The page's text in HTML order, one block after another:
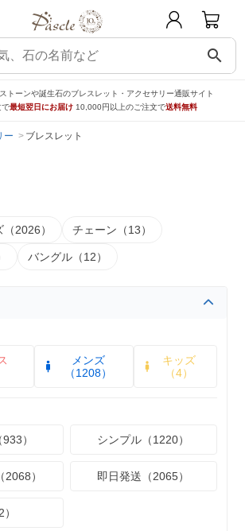
search
トーンや誕生石のブレスレット・アクセサリー通販サイト
で最短翌日にお届け 10,000円以上のご注文で送料無料
ー ブレスレット
（2026） チェーン（13）
バングル（12）
メンズ
（1208）
キッズ
（4）
）
シンプル（1220）
） 即日発送（2065）